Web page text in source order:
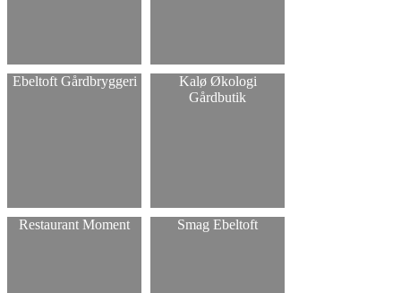
Ebeltoft Gårdbryggeri
Kalø Økologi
Gårdbutik
Restaurant Moment Smag Ebeltoft